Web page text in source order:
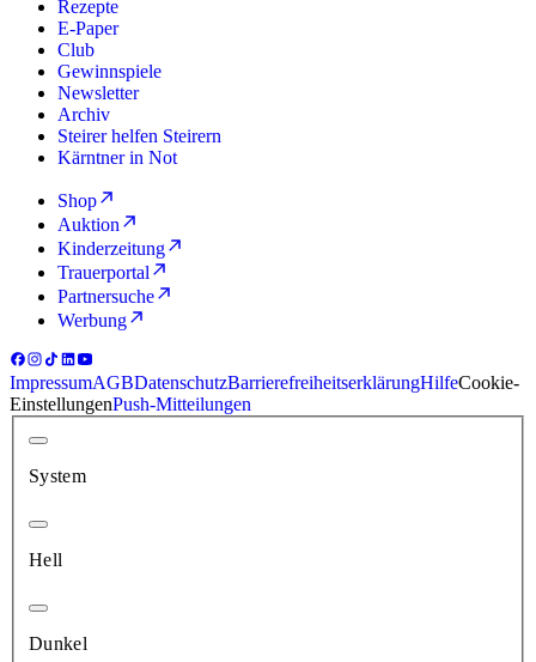
Rezepte
E-Paper
Club
Gewinnspiele
Newsletter
Archiv
Steirer helfen Steirern
Kärntner in Not
Shop
Auktion
Kinderzeitung
Trauerportal
Partnersuche
Werbung
ImpressumAGBDatenschutzBarrierefreiheitserklärungHilfeCookie-
EinstellungenPush-Mitteilungen
System
Hell
Dunkel